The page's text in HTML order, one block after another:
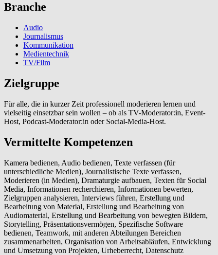
Branche
Audio
Journalismus
Kommunikation
Medientechnik
TV/Film
Zielgruppe
Für alle, die in kurzer Zeit professionell moderieren lernen und
vielseitig einsetzbar sein wollen – ob als TV-Moderator:in, Event-
Host, Podcast-Moderator:in oder Social-Media-Host.
Vermittelte Kompetenzen
Kamera bedienen, Audio bedienen, Texte verfassen (für
unterschiedliche Medien), Journalistische Texte verfassen,
Moderieren (in Medien), Dramaturgie aufbauen, Texten für Social
Media, Informationen recherchieren, Informationen bewerten,
Zielgruppen analysieren, Interviews führen, Erstellung und
Bearbeitung von Material, Erstellung und Bearbeitung von
Audiomaterial, Erstellung und Bearbeitung von bewegten Bildern,
Storytelling, Präsentationsvermögen, Spezifische Software
bedienen, Teamwork, mit anderen Abteilungen Bereichen
zusammenarbeiten, Organisation von Arbeitsabläufen, Entwicklung
und Umsetzung von Projekten, Urheberrecht, Datenschutz